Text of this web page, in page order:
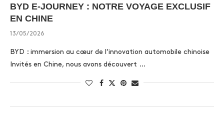
BYD E-JOURNEY : NOTRE VOYAGE EXCLUSIF
EN CHINE
13/05/2026
BYD : immersion au cœur de l’innovation automobile chinoise
Invités en Chine, nous avons découvert …